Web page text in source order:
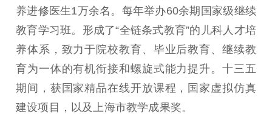
养进修医生1万余名。每年举办60余期国家级继续
教育学习班。形成了“全链条式教育”的儿科人才培
养体系，致力于院校教育、毕业后教育、继续教
育为一体的有机衔接和螺旋式能力提升。十三五
期间，获国家精品在线开放课程，国家虚拟仿真
建设项目，以及上海市教学成果奖。